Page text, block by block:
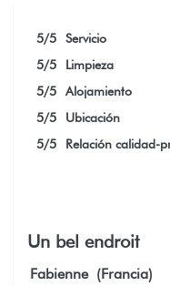
5/5
Servicio
5/5
Limpieza
5/5
Alojamiento
5/5
Ubicación
5/5 Relación calidad-
Un bel endroit
Fabienne (Francia)